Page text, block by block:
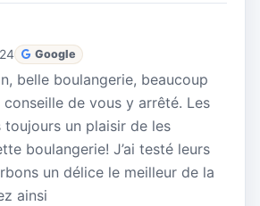
Google
belle boulangerie, beaucoup
de vous y arrêté. Les
toujours un plaisir de les
boulangerie! J’ai testé leurs
un délice le meilleur de la
ainsi